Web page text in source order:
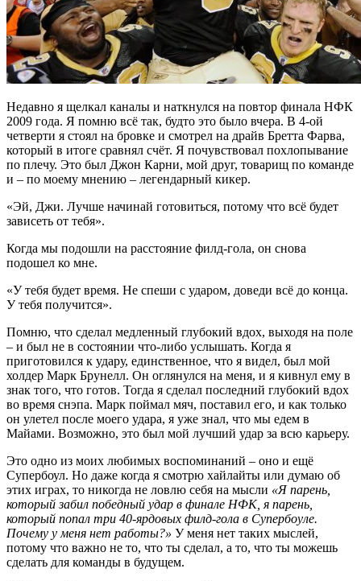
Недавно я щелкал каналы и наткнулся на повтор финала НФК
2009 года. Я помню всё так, будто это было вчера. В 4-ой
четверти я стоял на бровке и смотрел на драйв Бретта Фарва,
который в итоге сравнял счёт. Я почувствовал похлопывание
по плечу. Это был Джон Карни, мой друг, товарищ по команде
и – по моему мнению – легендарный кикер.
«Эй, Джи. Лучше начинай готовиться, потому что всё будет
зависеть от тебя».
Когда мы подошли на расстояние филд-гола, он снова
подошел ко мне.
«У тебя будет время. Не спеши с ударом, доведи всё до конца.
У тебя получится».
Помню, что сделал медленный глубокий вдох, выходя на поле
– и был не в состоянии что-либо услышать. Когда я
приготовился к удару, единственное, что я видел, был мой
холдер Марк Брунелл. Он оглянулся на меня, и я кивнул ему в
знак того, что готов. Тогда я сделал последний глубокий вдох
во время снэпа. Марк поймал мяч, поставил его, и как только
он улетел после моего удара, я уже знал, что мы едем в
Майами. Возможно, это был мой лучший удар за всю карьеру.
Это одно из моих любимых воспоминаний – оно и ещё
Супербоул. Но даже когда я смотрю хайлайты или думаю об
этих играх, то никогда не ловлю себя на мысли «Я парень,
который забил победный удар в финале НФК, я парень,
который попал три 40-ярдовых филд-гола в Супербоуле.
Почему у меня нет работы?» У меня нет таких мыслей,
потому что важно не то, что ты сделал, а то, что ты можешь
сделать для команды в будущем.